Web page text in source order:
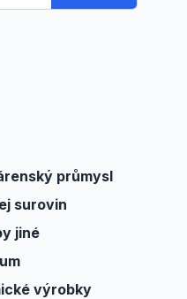
průmysl
surovin
jiné
výrobky